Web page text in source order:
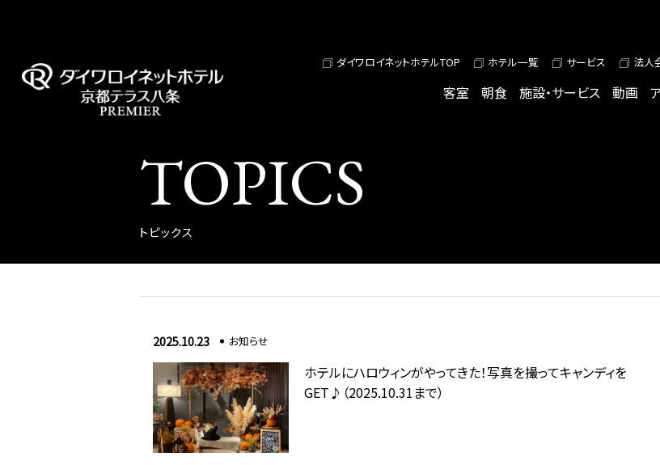
ダイワロイネットホテルTOP ホテル一覧 サービス 法人
客室 朝食 施設・サービス 動画
TOPICS
トピックス
2025.10.23 お知らせ
ホテルにハロウィンがやってきた！写真を撮ってキャンディを
GET♪（2025.10.31まで）